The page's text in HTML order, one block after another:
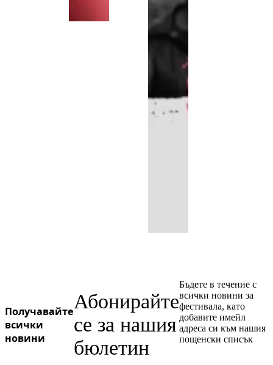
Получавайте
всички
новини
Абонирайте
се за нашия
бюлетин
Бъдете в течение с
всички новини за
фестивала, като
добавите имейл
адреса си към нашия
пощенски списък